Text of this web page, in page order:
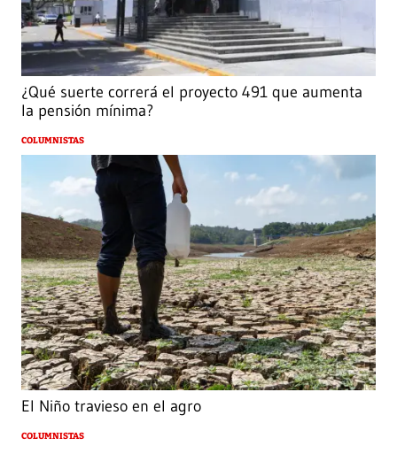
¿Qué suerte correrá el proyecto 491 que aumenta
la pensión mínima?
COLUMNISTAS
El Niño travieso en el agro
COLUMNISTAS